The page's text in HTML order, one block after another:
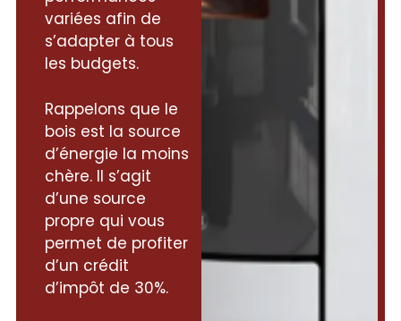
variées afin de
s’adapter à tous
les budgets.
Rappelons que le
bois est la source
d’énergie la moins
chère. Il s’agit
d’une source
propre qui vous
permet de profiter
d’un crédit
d’impôt de 30%.